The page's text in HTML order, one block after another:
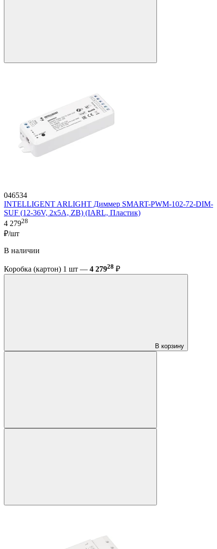
046534
INTELLIGENT ARLIGHT Диммер SMART-PWM-102-72-DIM-
SUF (12-36V, 2x5A, ZB) (IARL, Пластик)
4 27928
₽/шт
В наличии
Коробка (картон) 1 шт — 4 27928 ₽
В корзину